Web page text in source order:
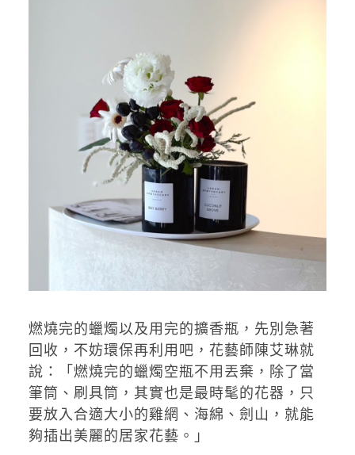
燃燒完的蠟燭以及用完的擴香瓶，先別急著
回收，不妨環保再利用吧，花藝師陳艾琳就
說：「燃燒完的蠟燭空瓶不用丟棄，除了當
筆筒、刷具筒，其實也是最時髦的花器，只
要放入合適大小的雞網、海綿、劍山，就能
夠插出美麗的居家花藝。」